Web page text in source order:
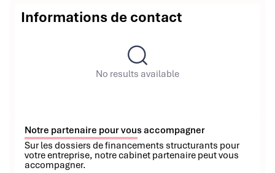
Informations de contact
No results available
Notre partenaire pour vous accompagner
Sur les dossiers de financements structurants pour
votre entreprise, notre cabinet partenaire peut vous
accompagner.